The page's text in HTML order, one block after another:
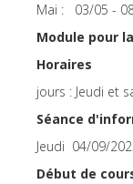
Mai : 03/05 -
Module pour
Horaires
jours : Jeudi et
Séance
Jeudi 04/09/
Début de